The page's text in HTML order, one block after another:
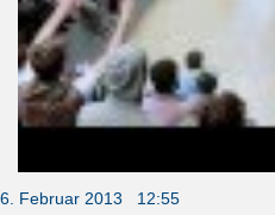
6. Februar 2013 12:55